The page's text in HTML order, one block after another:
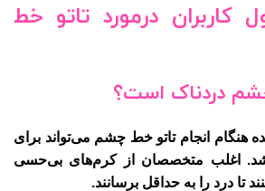
کاربران درمورد تاتو خط
انجام تاتو خط چشم می‌تواند برای
اغلب متخصصان از کرم‌های بی‌حسی
تا درد را به حداقل برسانند.